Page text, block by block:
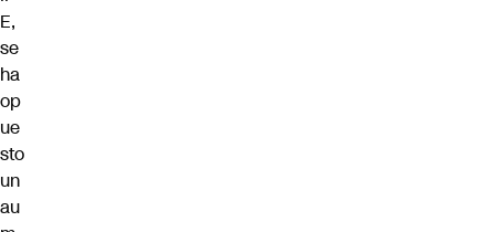
E,
se
ha
op
ue
sto
un
au